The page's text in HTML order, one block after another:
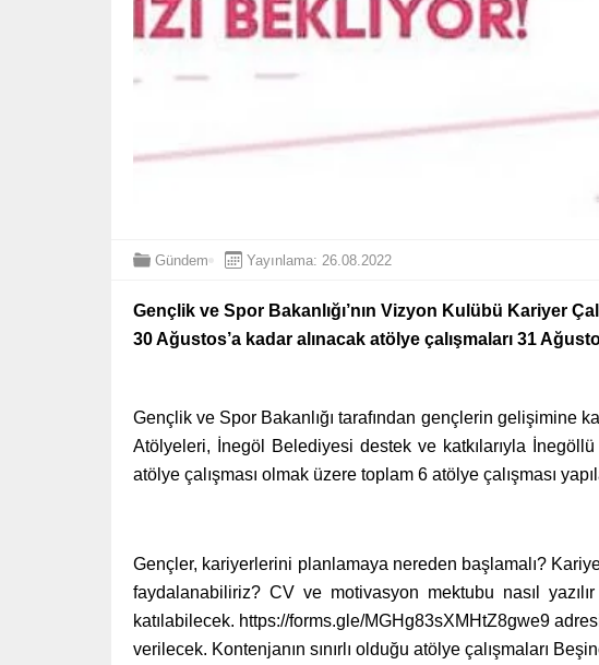
Gündem Yayınlama: 26.08.2022
Gençlik ve Spor Bakanlığı’nın Vizyon Kulübü Kariyer
30 Ağustos’a kadar alınacak atölye çalışmaları 31
Gençlik ve Spor Bakanlığı tarafından gençlerin gelişimine
Atölyeleri, İnegöl Belediyesi destek ve katkılarıyla
atölye çalışması olmak üzere toplam 6 atölye çalışması
Gençler, kariyerlerini planlamaya nereden başlamalı?
faydalanabiliriz? CV ve motivasyon mektubu nasıl
katılabilecek. https://forms.gle/MGHg83sXMHtZ8gwe9
verilecek. Kontenjanın sınırlı olduğu atölye çalışmaları